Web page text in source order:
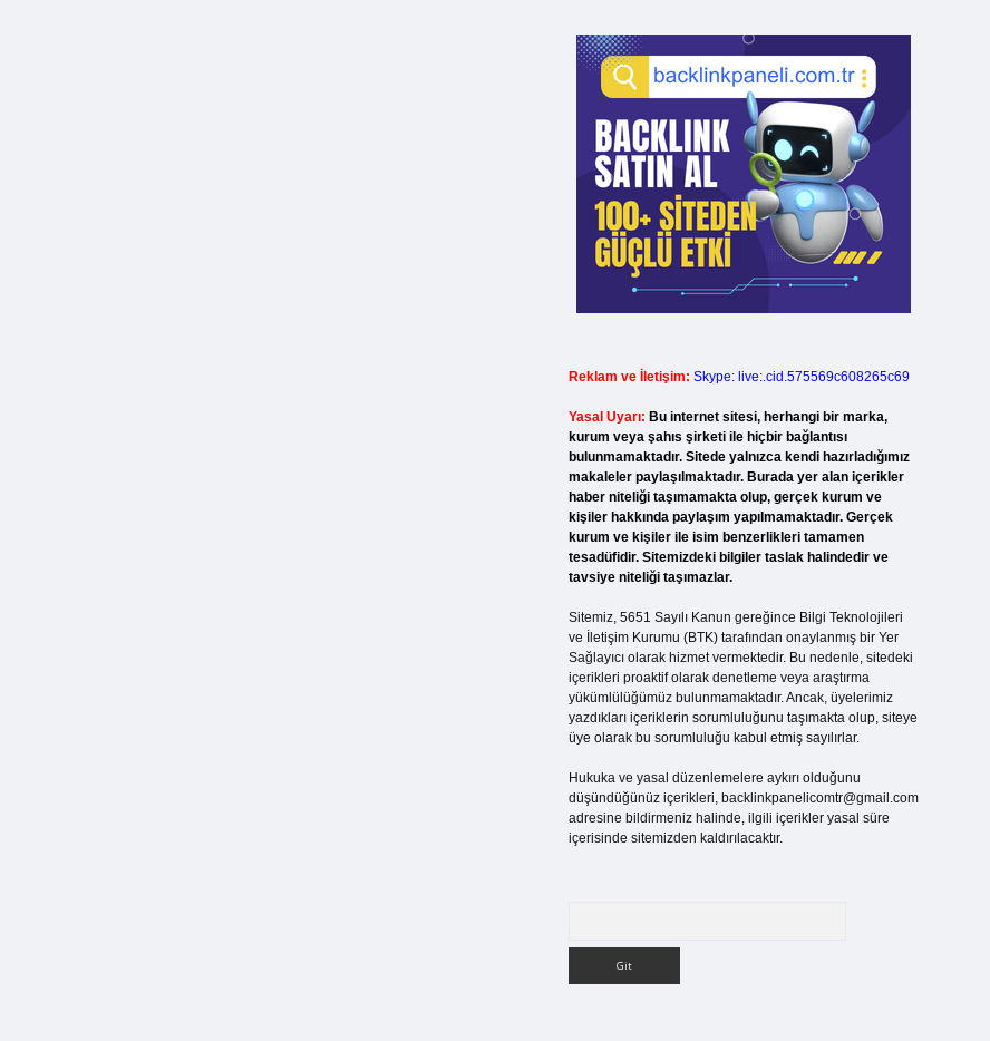
Reklam ve İletişim: Skype: live:.cid.575569c608265c69
Yasal Uyarı: Bu internet sitesi, herhangi bir marka,
kurum veya şahıs şirketi ile hiçbir bağlantısı
bulunmamaktadır. Sitede yalnızca kendi hazırladığımız
makaleler paylaşılmaktadır. Burada yer alan içerikler
haber niteliği taşımamakta olup, gerçek kurum ve
kişiler hakkında paylaşım yapılmamaktadır. Gerçek
kurum ve kişiler ile isim benzerlikleri tamamen
tesadüfidir. Sitemizdeki bilgiler taslak halindedir ve
tavsiye niteliği taşımazlar.
Sitemiz, 5651 Sayılı Kanun gereğince Bilgi Teknolojileri
ve İletişim Kurumu (BTK) tarafından onaylanmış bir Yer
Sağlayıcı olarak hizmet vermektedir. Bu nedenle, sitedeki
içerikleri proaktif olarak denetleme veya araştırma
yükümlülüğümüz bulunmamaktadır. Ancak, üyelerimiz
yazdıkları içeriklerin sorumluluğunu taşımakta olup, siteye
üye olarak bu sorumluluğu kabul etmiş sayılırlar.
Hukuka ve yasal düzenlemelere aykırı olduğunu
düşündüğünüz içerikleri, backlinkpanelicomtr@gmail.com
adresine bildirmeniz halinde, ilgili içerikler yasal süre
içerisinde sitemizden kaldırılacaktır.